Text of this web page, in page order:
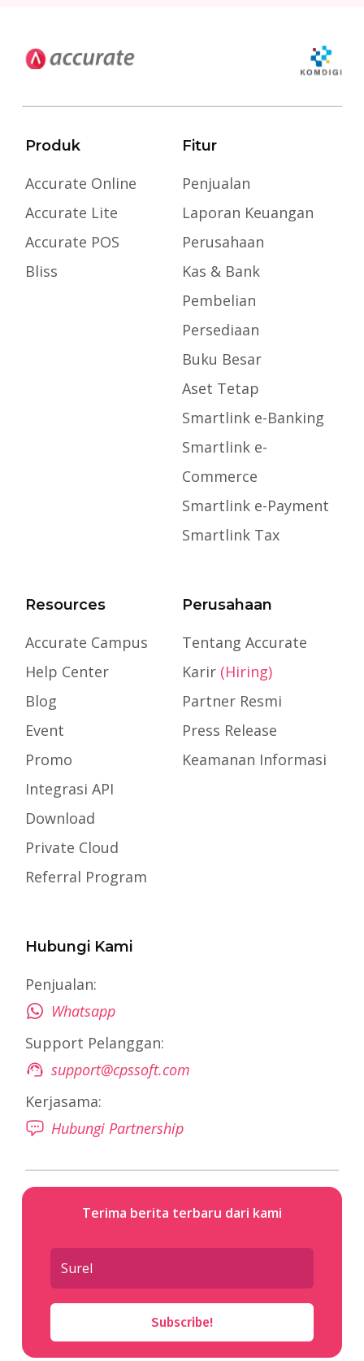
Produk
Accurate Online
Accurate Lite
Accurate POS
Bliss
Fitur
Penjualan
Laporan Keuangan
Perusahaan
Kas & Bank
Pembelian
Persediaan
Buku Besar
Aset Tetap
Smartlink e-Banking
Smartlink e-
Commerce
Smartlink e-Payment
Smartlink Tax
Resources
Accurate Campus
Help Center
Blog
Event
Promo
Integrasi API
Download
Private Cloud
Referral Program
Perusahaan
Tentang Accurate
Karir (Hiring)
Partner Resmi
Press Release
Keamanan Informasi
Hubungi Kami
Penjualan:
Whatsapp
Support Pelanggan:
support@cpssoft.com
Kerjasama:
Hubungi Partnership
Terima berita terbaru dari kami
Subscribe!